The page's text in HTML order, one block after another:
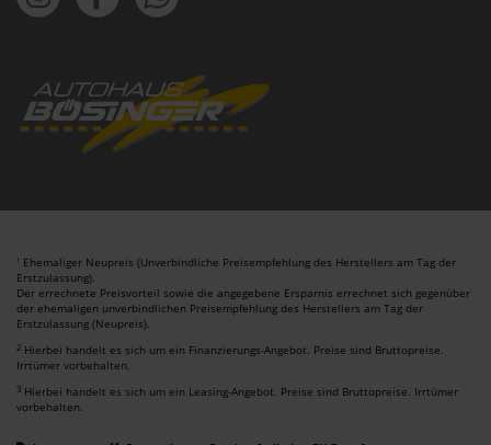
1 Ehemaliger Neupreis (Unverbindliche Preisempfehlung des Herstellers am Tag der
Erstzulassung).
Der errechnete Preisvorteil sowie die angegebene Ersparnis errechnet sich gegenüber
der ehemaligen unverbindlichen Preisempfehlung des Herstellers am Tag der
Erstzulassung (Neupreis).
2 Hierbei handelt es sich um ein Finanzierungs-Angebot. Preise sind Bruttopreise.
Irrtümer vorbehalten.
3 Hierbei handelt es sich um ein Leasing-Angebot. Preise sind Bruttopreise. Irrtümer
vorbehalten.